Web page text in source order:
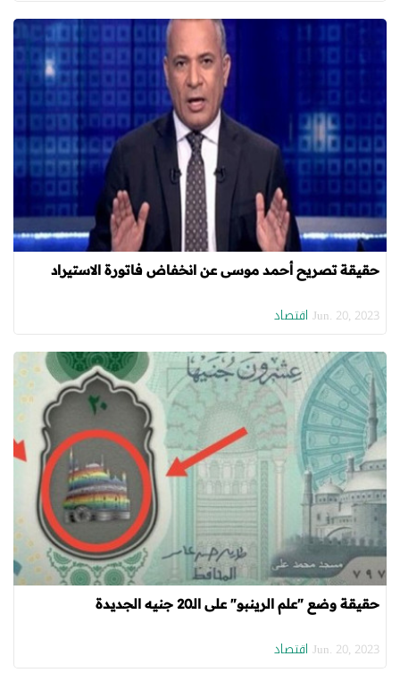
حقيقة تصريح أحمد موسى عن انخفاض فاتورة الاستيراد
Jun. 20, 2023 اقتصاد
حقيقة وضع "علم الرينبو" على الـ20 جنيه الجديدة
Jun. 20, 2023 اقتصاد